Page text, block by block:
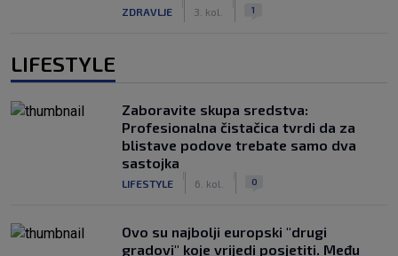
ZDRAVLJE 3. kol. 1
LIFESTYLE
Zaboravite skupa sredstva:
Profesionalna čistačica tvrdi da za
blistave podove trebate samo dva
sastojka
LIFESTYLE 6. kol. 0
Ovo su najbolji europski "drugi
gradovi" koje vrijedi posjetiti. Među